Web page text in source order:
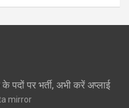
पदों पर भर्ती, अभी करें अप्‍लाई
mirror